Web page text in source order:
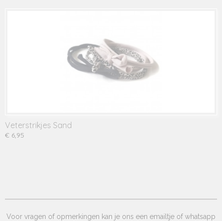
Veterstrikjes Sand
€ 6,95
Voor vragen of opmerkingen kan je ons een emailtje of whatsapp